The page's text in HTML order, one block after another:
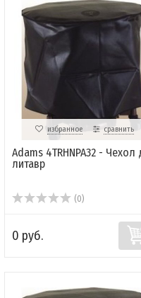
избранное сравнить
Adams 4TRHNPA32 - Чехол
литавр
(0)
0 руб.